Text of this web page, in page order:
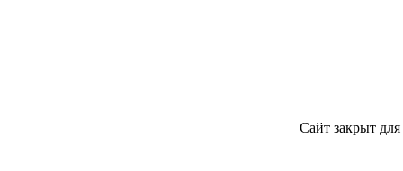
Сайт закрыт